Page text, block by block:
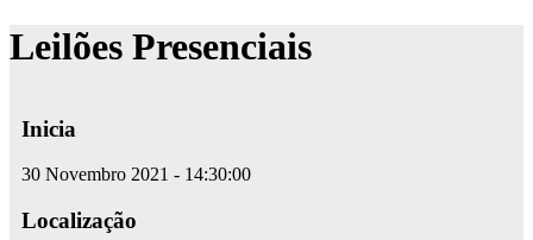
Leilões Presenciais
Inicia
30 Novembro 2021 - 14:30:00
Localização